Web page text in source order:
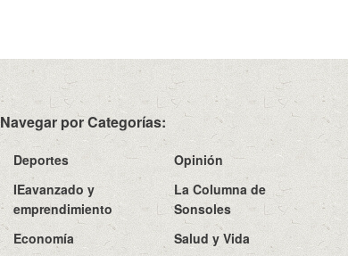
Navegar por Categorías:
Deportes
Opinión
IEavanzado y
emprendimiento
La Columna de
Sonsoles
Economía
Salud y Vida